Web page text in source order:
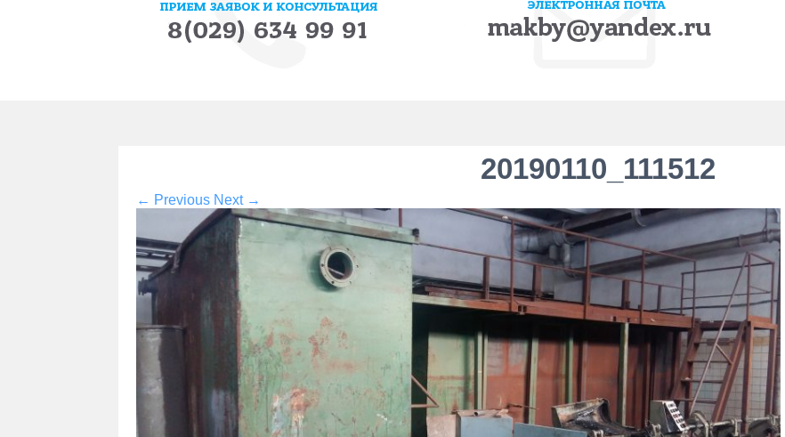
20190110_111512
← Previous Next →